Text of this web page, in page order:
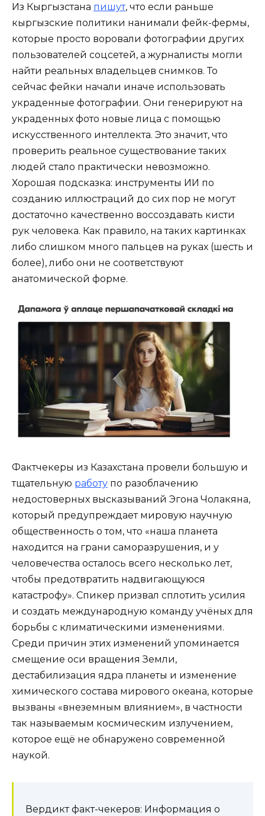
Из Кыргызстана пишут, что если раньше
кыргызские политики нанимали фейк-фермы,
которые просто воровали фотографии других
пользователей соцсетей, а журналисты могли
найти реальных владельцев снимков. То
сейчас фейки начали иначе использовать
украденные фотографии. Они генерируют на
украденных фото новые лица с помощью
искусственного интеллекта. Это значит, что
проверить реальное существование таких
людей стало практически невозможно.
Хорошая подсказка: инструменты ИИ по
созданию иллюстраций до сих пор не могут
достаточно качественно воссоздавать кисти
рук человека. Как правило, на таких картинках
либо слишком много пальцев на руках (шесть и
более), либо они не соответствуют
анатомической форме.
Фактчекеры из Казахстана провели большую и
тщательную работу по разоблачению
недостоверных высказываний Эгона Чолакяна,
который предупреждает мировую научную
общественность о том, что «наша планета
находится на грани саморазрушения, и у
человечества осталось всего несколько лет,
чтобы предотвратить надвигающуюся
катастрофу». Спикер призвал сплотить усилия
и создать международную команду учёных для
борьбы с климатическими изменениями.
Среди причин этих изменений упоминается
смещение оси вращения Земли,
дестабилизация ядра планеты и изменение
химического состава мирового океана, которые
вызваны «внеземным влиянием», в частности
так называемым космическим излучением,
которое ещё не обнаружено современной
наукой.
Вердикт факт-чекеров: Информация о